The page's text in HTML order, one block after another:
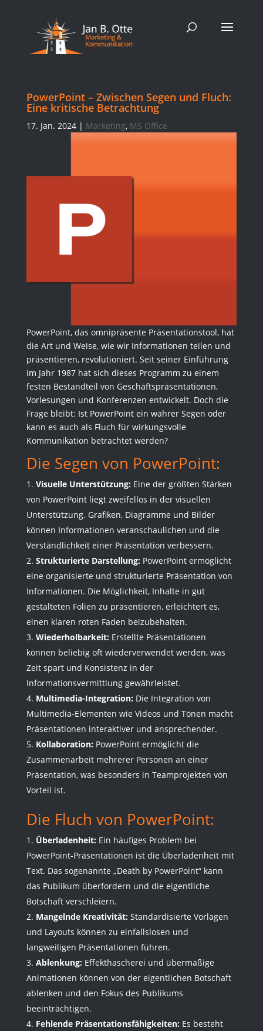
PowerPoint – Zwischen Segen und Fluch:
Eine kritische Betrachtung
17. Jan. 2024| Marketing, MS Office
PowerPoint, das omnipräsente Präsentationstool, hat
die Art und Weise, wie wir Informationen teilen und
präsentieren, revolutioniert. Seit seiner Einführung
im Jahr 1987 hat sich dieses Programm zu einem
festen Bestandteil von Geschäftspräsentationen,
Vorlesungen und Konferenzen entwickelt. Doch die
Frage bleibt: Ist PowerPoint ein wahrer Segen oder
kann es auch als Fluch für wirkungsvolle
Kommunikation betrachtet werden?
Die Segen von PowerPoint:
Visuelle Unterstützung: Eine der größten Stärken
von PowerPoint liegt zweifellos in der visuellen
Unterstützung. Grafiken, Diagramme und Bilder
können Informationen veranschaulichen und die
Verständlichkeit einer Präsentation verbessern.
Strukturierte Darstellung: PowerPoint ermöglicht
eine organisierte und strukturierte Präsentation von
Informationen. Die Möglichkeit, Inhalte in gut
gestalteten Folien zu präsentieren, erleichtert es,
einen klaren roten Faden beizubehalten.
Wiederholbarkeit: Erstellte Präsentationen
können beliebig oft wiederverwendet werden, was
Zeit spart und Konsistenz in der
Informationsvermittlung gewährleistet.
Multimedia-Integration: Die Integration von
Multimedia-Elementen wie Videos und Tönen macht
Präsentationen interaktiver und ansprechender.
Kollaboration: PowerPoint ermöglicht die
Zusammenarbeit mehrerer Personen an einer
Präsentation, was besonders in Teamprojekten von
Vorteil ist.
Die Fluch von PowerPoint:
Überladenheit: Ein häufiges Problem bei
PowerPoint-Präsentationen ist die Überladenheit mit
Text. Das sogenannte „Death by PowerPoint“ kann
das Publikum überfordern und die eigentliche
Botschaft verschleiern.
Mangelnde Kreativität: Standardisierte Vorlagen
und Layouts können zu einfallslosen und
langweiligen Präsentationen führen.
Ablenkung: Effekthascherei und übermäßige
Animationen können von der eigentlichen Botschaft
ablenken und den Fokus des Publikums
beeinträchtigen.
Fehlende Präsentationsfähigkeiten: Es besteht